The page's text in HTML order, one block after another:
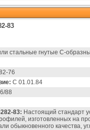
83
стальные гнутые С-
76
С 01.01.84
88
83: Настоящий стандарт
изготовленных на
обыкновенного качества,